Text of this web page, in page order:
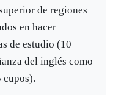
de regiones
en hacer
de estudio (10
del inglés como
cupos).